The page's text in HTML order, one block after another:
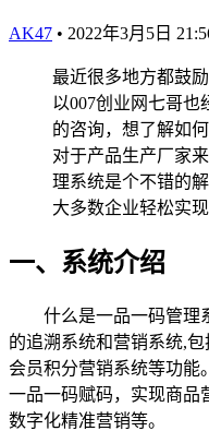
AK47 • 2022年3月5日
最近很多地方都鼓
以007创业网七哥也
的咨询，想了解如
对于产品生产厂家
理系统是个不错的
大多数企业轻松实
一、系统介绍
什么是一品一码管理系
的追溯系统和营销系统,
会员积分营销系统等功能
一品一码赋码，实现商品
数字化精准营销等。